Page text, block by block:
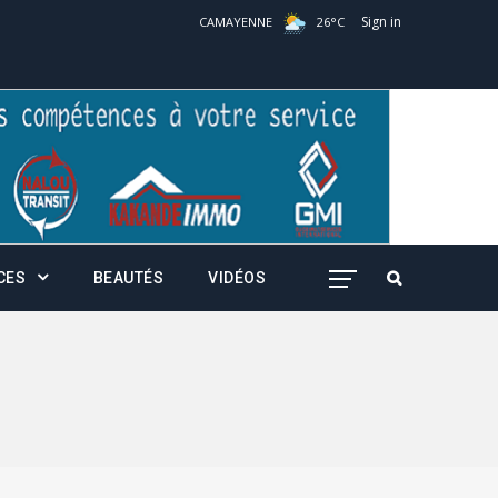
CAMAYENNE 26°C Sign in
BEAUTÉS VIDÉOS